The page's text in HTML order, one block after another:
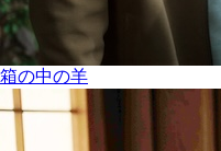
箱の中の羊